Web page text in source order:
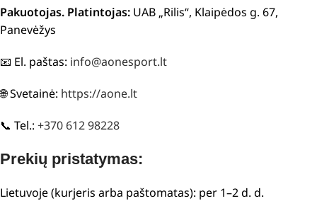
Pakuotojas. Platintojas: UAB „Rilis“, Klaipėdos g. 67,
Panevėžys
📧 El. paštas: info@aonesport.lt
🌐 Svetainė: https://aone.lt
📞 Tel.: +370 612 98228
Prekių pristatymas:
Lietuvoje (kurjeris arba paštomatas): per 1–2 d. d.